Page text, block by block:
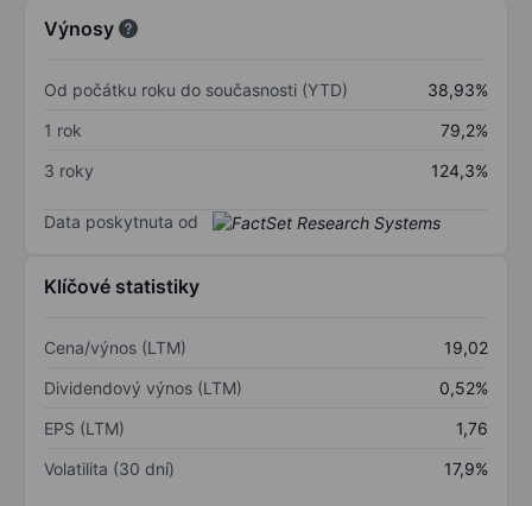
Výnosy
Od počátku roku do současnosti (YTD)
38,93%
1 rok
79,2%
3 roky
124,3%
Data poskytnuta od
Klíčové statistiky
Cena/výnos (LTM)
19,02
Dividendový výnos (LTM)
0,52%
EPS (LTM)
1,76
Volatilita (30 dní)
17,9%